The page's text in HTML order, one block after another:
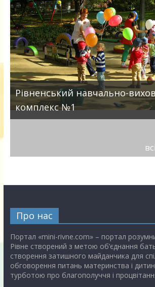
Рівненський навчально-
комплекс №1
Про нас
Портал «mini-rivne.com» – портал
Рівне створений з метою об’єднання
створення затишного майданчика для
обговорення питань материнства і
турботою про благополуччя і